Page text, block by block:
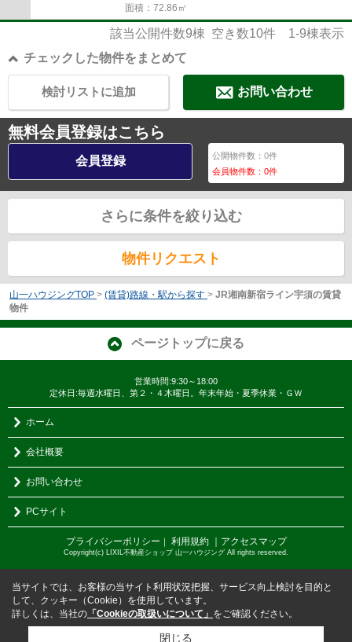
面積：72.86㎡
該当公開件数9棟 空き数10件 1-9棟表示
チェックした物件をまとめて
お問い合わせ
検討リストに追加
無料会員登録はこちら
会員登録 公開物件数：0件
会員物件数：0件
さらに条件を絞り込む
物件リクエスト
山一ハウジングTOP > (賃貸)路線・駅から探す > JR湘南新宿ライン宇須の賃貸
物件
ページトップに戻る
営業時間:9:30～18:00
定休日:毎週水曜日、第２・４木曜日。年末年始・夏季休業・ＧＷ
ホーム
会社概要
お問い合わせ
PCサイト
プライバシーポリシー ｜ 利用規約 ｜アクセスマップ
Copyright(c) LIXIL不動産ショップ 山一ハウジング All rights reserved.
当サイトでは、お客様の当サイト利用状況把握、サービス向上検討を目的と
して、クッキー（Cookie）を使用しています。
詳しくは、当社の 「Cookieの取扱いについて」 をご確認ください。
閉じる